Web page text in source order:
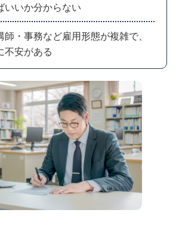
いいか分からない
・事務など雇用形態が複雑で、
不安がある